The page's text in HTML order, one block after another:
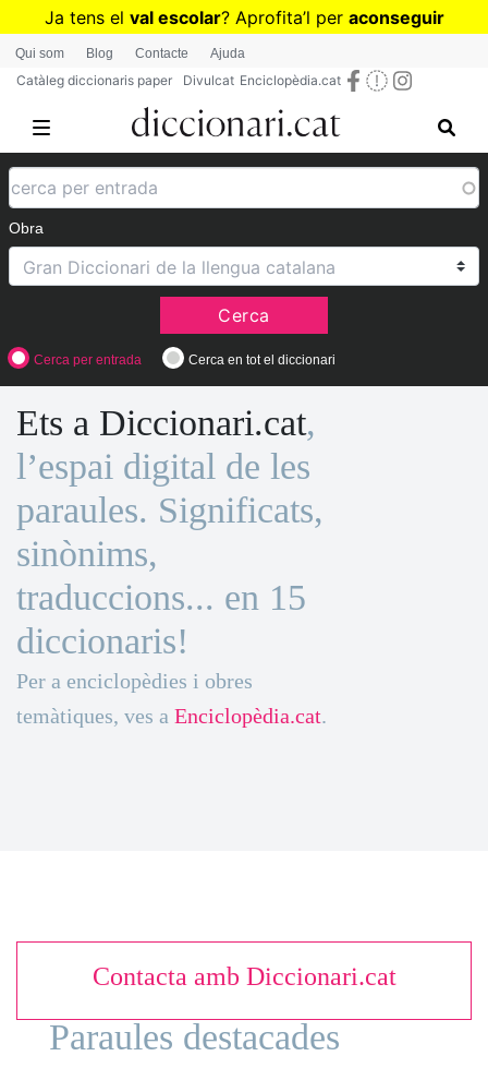
Vés
contingut
Ja tens el val escolar? Aprofita’l per aconseguir
diccionaris per a Primària o Secundària
Qui som Blog Contacte Ajuda
Catàleg diccionaris paper Divulcat Enciclopèdia.cat
Obra
Cerca
Cerca per entrada Cerca en tot el diccionari
Ets a Diccionari.cat,
l’espai digital de les
paraules. Significats,
sinònims,
traduccions... en 15
diccionaris!
Per a enciclopèdies i obres
temàtiques, ves a Enciclopèdia.cat.
Contacta amb Diccionari.cat
Paraules destacades